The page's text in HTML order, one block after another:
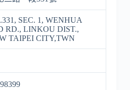
SEC. 1, WENHUA
RD., LINKOU DIST.,
TAIPEI CITY,TWN